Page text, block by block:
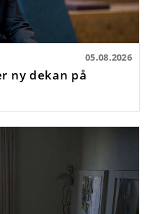
05.08.2026
ny dekan på